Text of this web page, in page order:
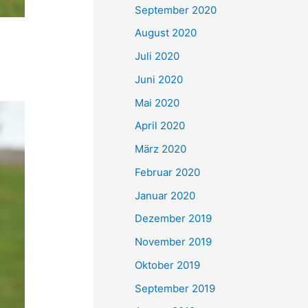
September 2020
August 2020
Juli 2020
Juni 2020
Mai 2020
April 2020
März 2020
Februar 2020
Januar 2020
Dezember 2019
November 2019
Oktober 2019
September 2019